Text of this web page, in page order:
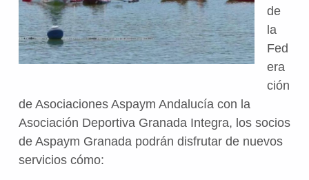
de
la
Fed
era
ción
de Asociaciones Aspaym Andalucía con la
Asociación Deportiva Granada Integra, los socios
de Aspaym Granada podrán disfrutar de nuevos
servicios cómo: